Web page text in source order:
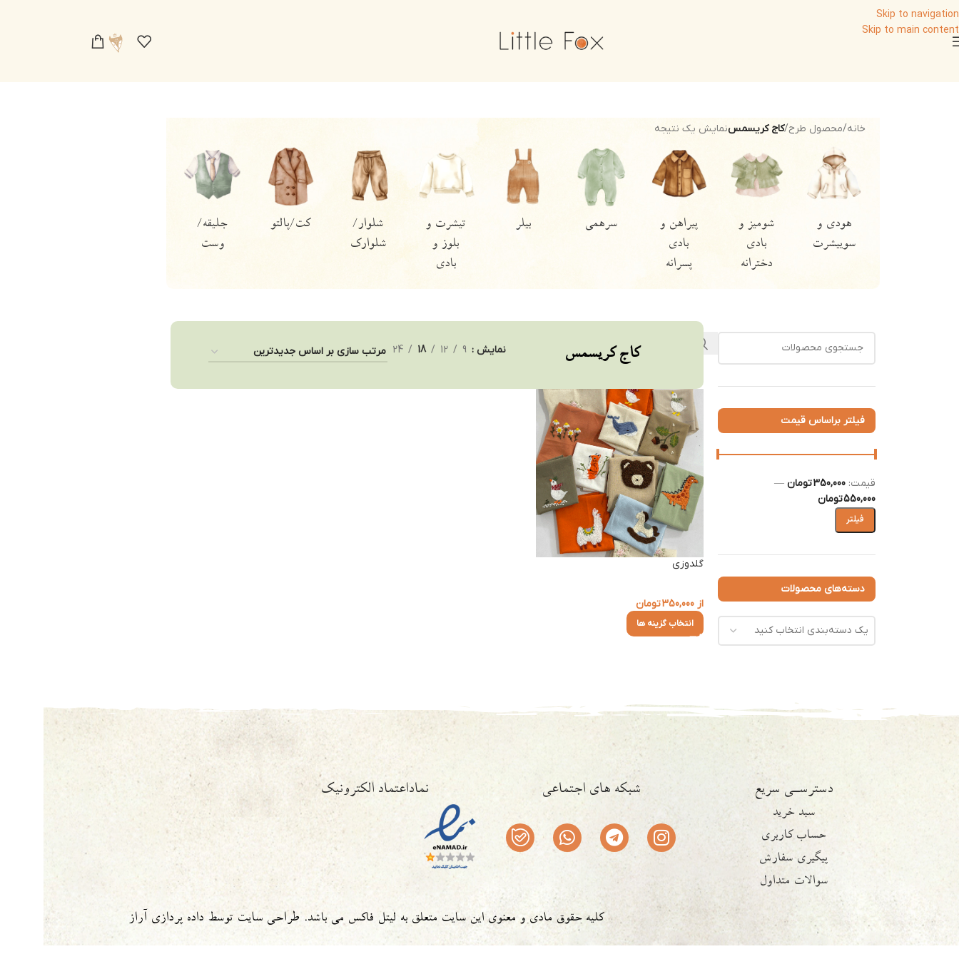
Skip to navigation
Skip to main content
خانه/محصول طرح/کاج کریسمسنمایش یک نتیجه
هودی و
سوییشرت
شومیز و
بادی
دخترانه
پیراهن و
بادی
پسرانه
سرهمی بیلر
تیشرت و
بلوز و
بادی
شلوار/
شلوارک
کت/پالتو
جلیقه/
وست
فیلتر براساس قیمت
فیلتر
قيمت:350,000 تومان
—
550,000 تومان
دسته‌های محصولات
یک دسته‌بندی انتخاب کنید
کاج کریسمس نمایش 9
12
18
24
گلدوزی
از 350,000تومان
انتخاب گزینه ها
دسترسـی سریع
سبد خرید
حساب کاربری
پیگیری سفارش
سوالات متداول
شبکه های اجتماعی نماداعتماد الکترونیک
داده پردازی آراز توسط طراحی سایت کلیه حقوق مادی و معنوی این سایت متعلق به لیتل فاکس می باشد.